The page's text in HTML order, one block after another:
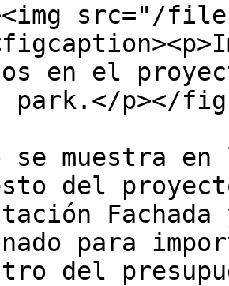
src="/files/
en el
park.</p></
se muestra
del
para
del